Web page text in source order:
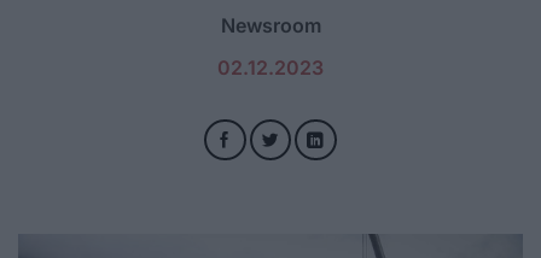
Newsroom
02.12.2023